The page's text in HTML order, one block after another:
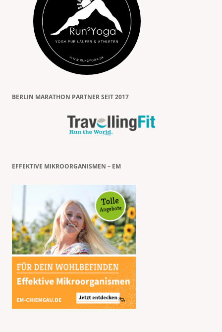
BERLIN MARATHON PARTNER SEIT 2017
EFFEKTIVE MIKROORGANISMEN – EM